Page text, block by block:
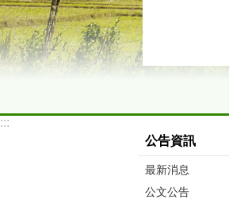
:::
公告資訊
最新消息
公文公告